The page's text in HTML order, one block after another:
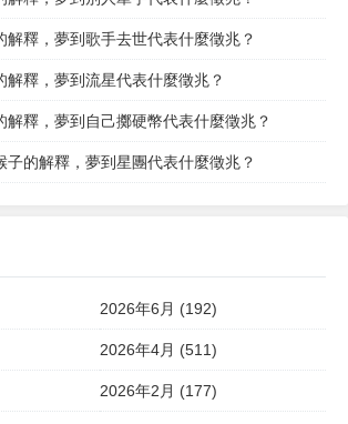
解釋，夢到歌手去世代表什麼徵兆？
解釋，夢到流星代表什麼徵兆？
解釋，夢到自己擲硬幣代表什麼徵兆？
子的解釋，夢到星團代表什麼徵兆？
2026年6月 (192)
2026年4月 (511)
2026年2月 (177)